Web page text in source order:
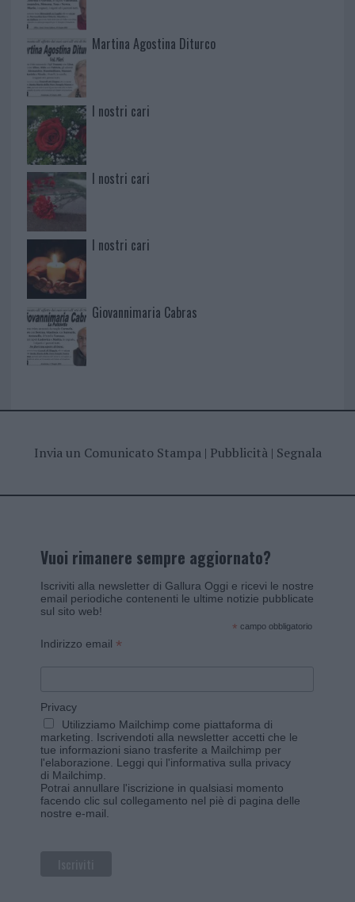
Martina Agostina Diturco
I nostri cari
I nostri cari
I nostri cari
Giovannimaria Cabras
Invia un Comunicato Stampa| Pubblicità| Segnala
Vuoi rimanere sempre aggiornato?
Iscriviti alla newsletter di Gallura Oggi e ricevi le nostre
email periodiche contenenti le ultime notizie pubblicate
sul sito web!
* campo obbligatorio
Indirizzo email *
Privacy
Utilizziamo Mailchimp come piattaforma di
marketing. Iscrivendoti alla newsletter accetti che le
tue informazioni siano trasferite a Mailchimp per
l'elaborazione. Leggi qui l'informativa sulla privacy
di Mailchimp
Potrai annullare l'iscrizione in qualsiasi momento
facendo clic sul collegamento nel piè di pagina delle
nostre e-mail.